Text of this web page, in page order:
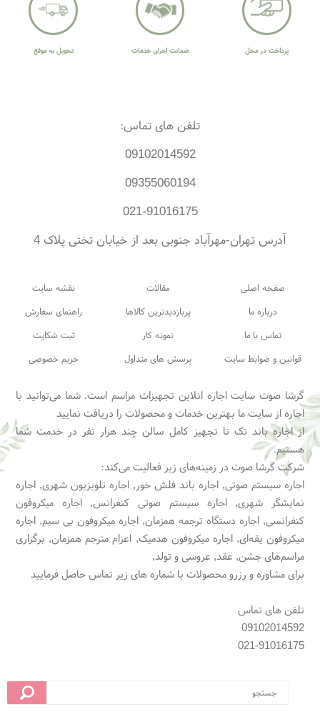
پرداخت در محل ضمانت اجرای خدمات تحویل به موقع
تلفن های تماس:
09102014592
09355060194
021-91016175
آدرس تهران-مهرآباد جنوبی بعد از خیابان تختی پلاک 4
صفحه اصلی
درباره ما
تماس با ما
قوانین و ضوابط سایت
مقالات
پربازدیدترین کالاها
نمونه کار
پرسش های متداول
نقشه سایت
راهنمای سفارش
ثبت شکایت
حریم خصوصی
گرشا صوت سایت اجاره انلاین تجهیزات مراسم است. شما می‌توانید با
اجاره از سایت ما بهترین خدمات و محصولات را دریافت نمایید
از اجاره باند تک تا تجهیز کامل سالن چند هزار نفر در خدمت شما
هستیم.
شرکت گرشا صوت در زمینه‌های زیر فعالیت می‌کند:
اجاره سیستم صوتی, اجاره باند فلش خور, اجاره تلویزیون شهری, اجاره
نمایشگر شهری, اجاره سیستم صوتی کنفرانس, اجاره میکروفون
کنفرانسی, اجاره دستگاه ترجمه همزمان, اجاره میکروفون بی سیم, اجاره
میکروفون یقه‌ای, اجاره میکروفون هدمیک, اعزام مترجم همزمان, برگزاری
مراسم‌های جشن, عقد, عروسی و تولد,
برای مشاوره و رزرو محصولات با شماره های زیر تماس حاصل فرمایید
تلفن های تماس
09102014592
021-91016175